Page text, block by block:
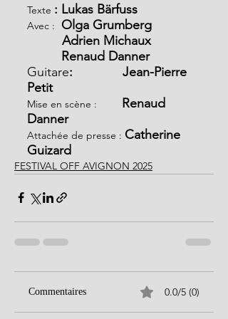
Texte : Lukas Bärfuss
Avec :
Olga Grumberg
Adrien Michaux
Renaud Danner
Guitare:              Jean-Pierre
Petit
Mise en scène :
       Renaud
Danner
Attachée de presse : Catherine
Guizard
FESTIVAL OFF AVIGNON 2025
Commentaires 0.0/5 (0)